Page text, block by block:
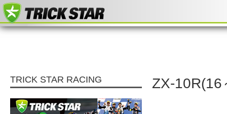
ZX-
TRICK STAR RACING